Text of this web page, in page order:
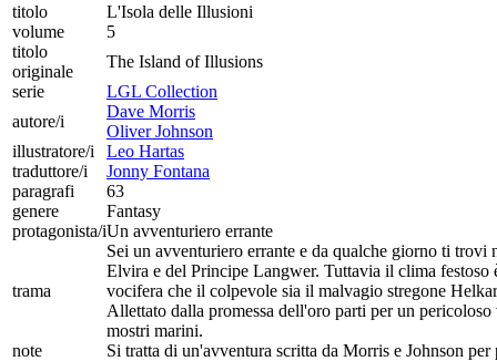
titolo
L'Isola delle Illusioni
volume
5
titolo
originale
The Island of Illusions
serie
LGL Collection
autore/i
Dave Morris
Oliver Johnson
illustratore/i
Leo Hartas
traduttore/i
Jonny Fontana
paragrafi
63
genere
Fantasy
protagonista/iUn avventuriero errante
trama
Sei un avventuriero errante e da qualche giorno ti
Elvira e del Principe Langwer. Tuttavia il clima
vocifera che il colpevole sia il malvagio stregone
Allettato dalla promessa dell'oro parti per un
mostri marini.
note
Si tratta di un'avventura scritta da Morris e Johnson